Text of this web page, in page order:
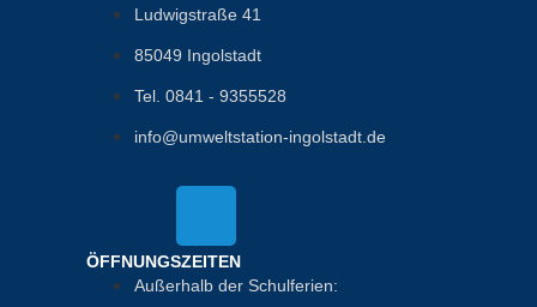
Ludwigstraße 41
85049 Ingolstadt
Tel. 0841 - 9355528
info@umweltstation-ingolstadt.de
ÖFFNUNGSZEITEN
Außerhalb der Schulferien: